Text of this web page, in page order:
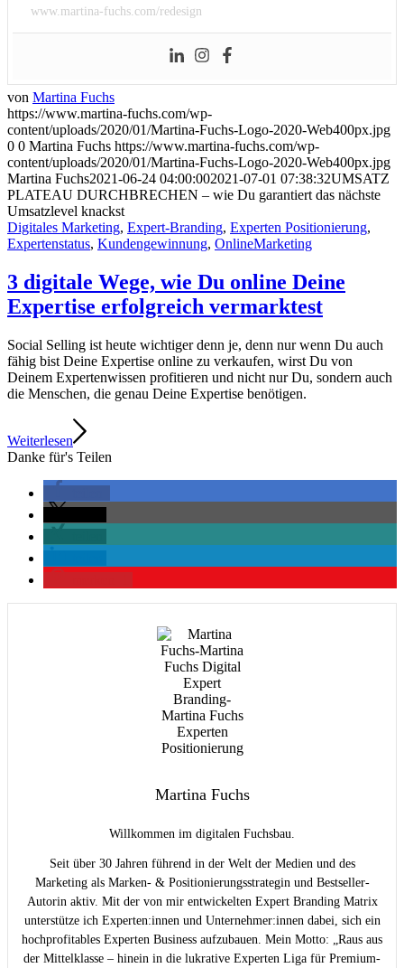
www.martina-fuchs.com/redesign
von Martina Fuchs
https://www.martina-fuchs.com/wp-
content/uploads/2020/01/Martina-Fuchs-Logo-2020-Web400px.jpg
0 0 Martina Fuchs https://www.martina-fuchs.com/wp-
content/uploads/2020/01/Martina-Fuchs-Logo-2020-Web400px.jpg
Martina Fuchs2021-06-24 04:00:002021-07-01 07:38:32UMSATZ
PLATEAU DURCHBRECHEN – wie Du garantiert das nächste
Umsatzlevel knackst
Digitales Marketing, Expert-Branding, Experten Positionierung,
Expertenstatus, Kundengewinnung, OnlineMarketing
3 digitale Wege, wie Du online Deine
Expertise erfolgreich vermarktest
Social Selling ist heute wichtiger denn je, denn nur wenn Du auch
fähig bist Deine Expertise online zu verkaufen, wirst Du von
Deinem Expertenwissen profitieren und nicht nur Du, sondern auch
die Menschen, die genau Deine Expertise benötigen.
Weiterlesen
Danke für's Teilen
Martina Fuchs
Willkommen im digitalen Fuchsbau.
Seit über 30 Jahren führend in der Welt der Medien und des
Marketing als Marken- & Positionierungsstrategin und Bestseller-
Autorin aktiv. Mit der von mir entwickelten Expert Branding Matrix
unterstütze ich Experten:innen und Unternehmer:innen dabei, sich ein
hochprofitables Experten Business aufzubauen. Mein Motto: „Raus aus
der Mittelklasse – hinein in die lukrative Experten Liga für Premium-